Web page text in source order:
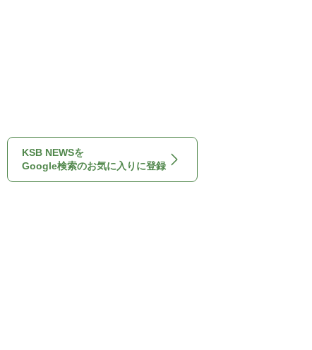
KSB NEWSを
Google検索のお気に入りに登録